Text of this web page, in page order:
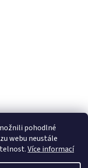
pohodlné
webu neustále
Více informací